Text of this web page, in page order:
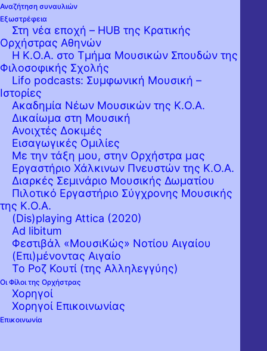
Αναζήτηση συναυλιών
Εξωστρέφεια
Στη νέα εποχή – HUB της Κρατικής
Ορχήστρας Αθηνών
Η Κ.Ο.Α. στο Τμήμα Μουσικών Σπουδών της
Φιλοσοφικής Σχολής
Lifo podcasts: Συμφωνική Μουσική –
Ιστορίες
Ακαδημία Νέων Μουσικών της Κ.Ο.Α.
Δικαίωμα στη Μουσική
Ανοιχτές Δοκιμές
Εισαγωγικές Ομιλίες
Με την τάξη μου, στην Ορχήστρα μας
Εργαστήριo Χάλκινων Πνευστών της Κ.Ο.Α.
Διαρκές Σεμινάριο Μουσικής Δωματίου
Πιλοτικό Εργαστήριο Σύγχρονης Μουσικής
της Κ.Ο.Α.
(Dis)playing Attica (2020)
Ad libitum
Φεστιβάλ «ΜουσιΚώς» Νοτίου Αιγαίου
(Επι)μένοντας Αιγαίο
Το Ροζ Κουτί (της Αλληλεγγύης)
Οι Φίλοι της Ορχήστρας
Χορηγοί
Χορηγοί Επικοινωνίας
Επικοινωνία
Ο Γερμανός μαέστρος Κορνέλιους Μάιστερ,
μουσικός διευθυντής της Κρατικής Όπερας
και Ορχήστρας της Στουτγάρδης, κάνει το
ντεμπούτο του με την Κρατική Ορχήστρα